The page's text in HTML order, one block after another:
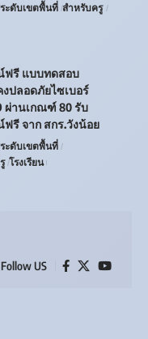
ระดับเขตพื้นที่ สำหรับครู
ฟรี แบบทดสอบ
ปลอดภัยไซเบอร์
ผ่านเกณฑ์ 80 รับ
รี จาก สกร.วังน้อย
ระดับเขตพื้นที่
โรงเรียน
Follow US